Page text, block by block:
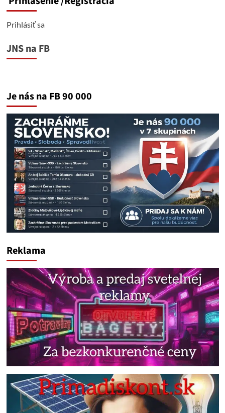
Prihlásiť sa
JNS na FB
Je nás na FB 90 000
Reklama